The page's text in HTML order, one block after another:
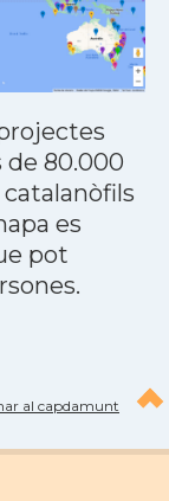
de 80.000
es
pot
al capdamunt